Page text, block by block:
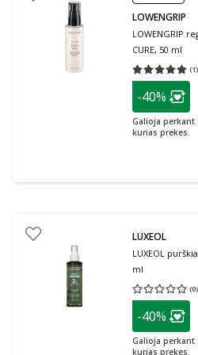
LOWENGRIP
LOWENGRIP
CURE, 50 ml
(1)
Vidutinis
patarimas
-40%
Galioja perkant
kurias prekes.
LUXEOL
LUXEOL
ml
(0)
Vidutinis
patarimas
-40%
Galioja perkant
kurias prekes.